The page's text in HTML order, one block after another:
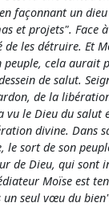
façonnant un
et projets". Face
les détruire. Et
cela aurait
de salut.
de la
le Dieu du salut
divine. Dans
sort de son
de Dieu, qui sont
Moïse est
seul vœu du